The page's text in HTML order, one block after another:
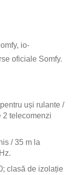
io-
oficiale Somfy.
uși rulante /
2 telecomenzi
/ 35 m la
clasă de izolație